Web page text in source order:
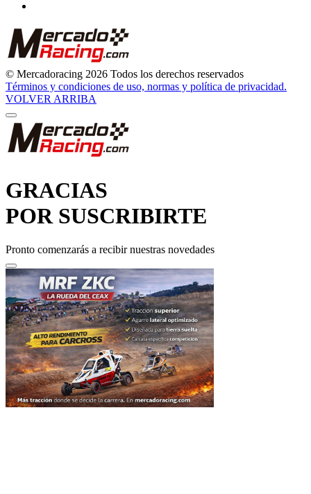
© Mercadoracing 2026 Todos los derechos reservados
Términos y condiciones de uso, normas y política de privacidad.
VOLVER ARRIBA
GRACIAS
POR SUSCRIBIRTE
Pronto comenzarás a recibir nuestras novedades